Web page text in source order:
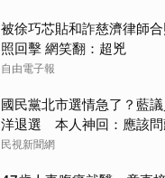
被徐巧芯貼和詐慈濟律師
照回擊 網笑翻：超兇
自由電子報
國民黨北市選情急了？藍
洋退選 本人神回：應該問
民視新聞網